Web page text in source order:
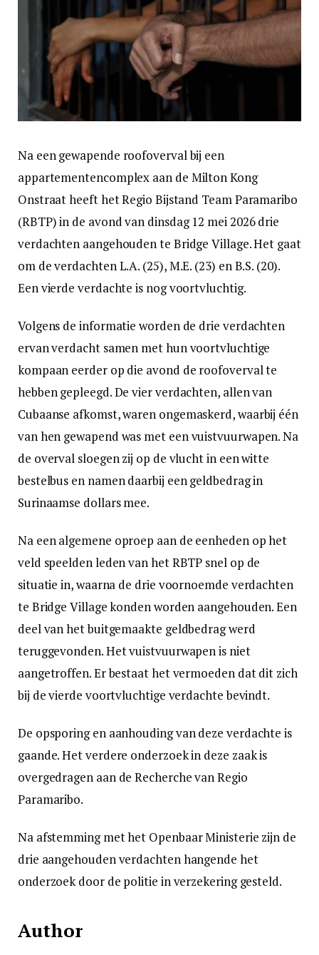
Na een gewapende roofoverval bij een
appartementencomplex aan de Milton Kong
Onstraat heeft het Regio Bijstand Team Paramaribo
(RBTP) in de avond van dinsdag 12 mei 2026 drie
verdachten aangehouden te Bridge Village. Het gaat
om de verdachten L.A. (25), M.E. (23) en B.S. (20).
Een vierde verdachte is nog voortvluchtig.
Volgens de informatie worden de drie verdachten
ervan verdacht samen met hun voortvluchtige
kompaan eerder op die avond de roofoverval te
hebben gepleegd. De vier verdachten, allen van
Cubaanse afkomst, waren ongemaskerd, waarbij één
van hen gewapend was met een vuistvuurwapen. Na
de overval sloegen zij op de vlucht in een witte
bestelbus en namen daarbij een geldbedrag in
Surinaamse dollars mee.
Na een algemene oproep aan de eenheden op het
veld speelden leden van het RBTP snel op de
situatie in, waarna de drie voornoemde verdachten
te Bridge Village konden worden aangehouden. Een
deel van het buitgemaakte geldbedrag werd
teruggevonden. Het vuistvuurwapen is niet
aangetroffen. Er bestaat het vermoeden dat dit zich
bij de vierde voortvluchtige verdachte bevindt.
De opsporing en aanhouding van deze verdachte is
gaande. Het verdere onderzoek in deze zaak is
overgedragen aan de Recherche van Regio
Paramaribo.
Na afstemming met het Openbaar Ministerie zijn de
drie aangehouden verdachten hangende het
onderzoek door de politie in verzekering gesteld.
Author